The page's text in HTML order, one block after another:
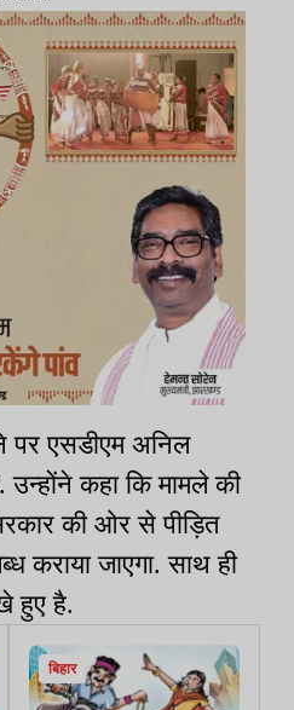
पर एसडीएम अनिल
उन्होंने कहा कि मामले की
की ओर से पीड़ित
कराया जाएगा. साथ ही
हुए है.
बिहार